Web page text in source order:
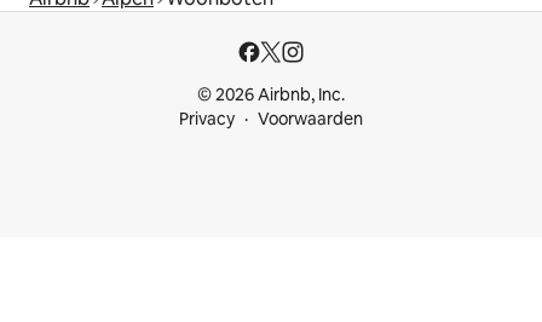
© 2026 Airbnb, Inc.
Privacy
Voorwaarden